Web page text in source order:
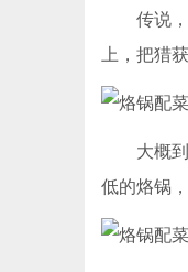
传说，平
上，把猎
大概到了
低的烙锅